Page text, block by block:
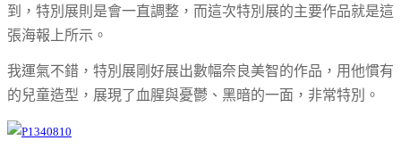
到，特別展則是會一直調整，而這次特別展的主要作品就是這
張海報上所示。
我運氣不錯，特別展剛好展出數幅奈良美智的作品，用他慣有
的兒童造型，展現了血腥與憂鬱、黑暗的一面，非常特別。